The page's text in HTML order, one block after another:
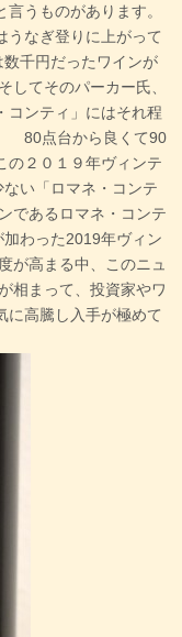
うものがあります。
うなぎ登りに上がって
千円だったワインが
してそのパーカー氏、
コンティ」にはそれ程
80点台から良くて90
の２０１９年ヴィンテ
い「ロマネ・コンテ
であるロマネ・コンテ
わった2019年ヴィン
が高まる中、このニュ
相まって、投資家やワ
に高騰し入手が極めて